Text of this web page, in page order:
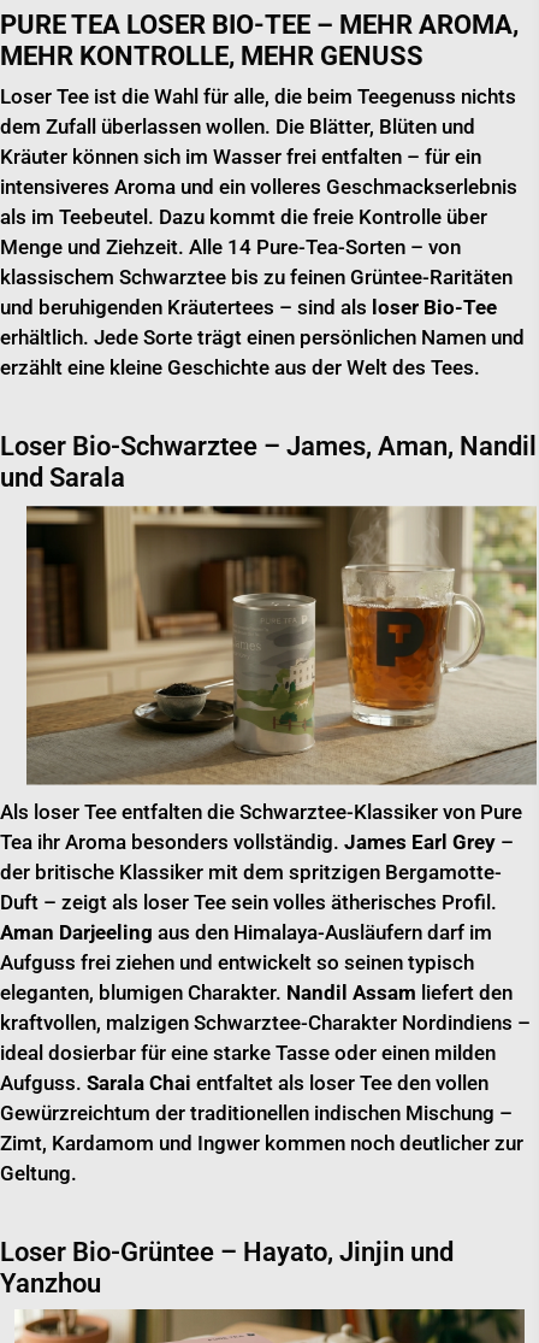
PURE TEA LOSER BIO-TEE – MEHR AROMA,
MEHR KONTROLLE, MEHR GENUSS
Loser Tee ist die Wahl für alle, die beim Teegenuss nichts
dem Zufall überlassen wollen. Die Blätter, Blüten und
Kräuter können sich im Wasser frei entfalten – für ein
intensiveres Aroma und ein volleres Geschmackserlebnis
als im Teebeutel. Dazu kommt die freie Kontrolle über
Menge und Ziehzeit. Alle 14 Pure-Tea-Sorten – von
klassischem Schwarztee bis zu feinen Grüntee-Raritäten
und beruhigenden Kräutertees – sind als loser Bio-Tee
erhältlich. Jede Sorte trägt einen persönlichen Namen und
erzählt eine kleine Geschichte aus der Welt des Tees.
Loser Bio-Schwarztee – James, Aman, Nandil
und Sarala
Als loser Tee entfalten die Schwarztee-Klassiker von Pure
Tea ihr Aroma besonders vollständig. James Earl Grey –
der britische Klassiker mit dem spritzigen Bergamotte-
Duft – zeigt als loser Tee sein volles ätherisches Profil.
Aman Darjeeling aus den Himalaya-Ausläufern darf im
Aufguss frei ziehen und entwickelt so seinen typisch
eleganten, blumigen Charakter. Nandil Assam liefert den
kraftvollen, malzigen Schwarztee-Charakter Nordindiens –
ideal dosierbar für eine starke Tasse oder einen milden
Aufguss. Sarala Chai entfaltet als loser Tee den vollen
Gewürzreichtum der traditionellen indischen Mischung –
Zimt, Kardamom und Ingwer kommen noch deutlicher zur
Geltung.
Loser Bio-Grüntee – Hayato, Jinjin und
Yanzhou